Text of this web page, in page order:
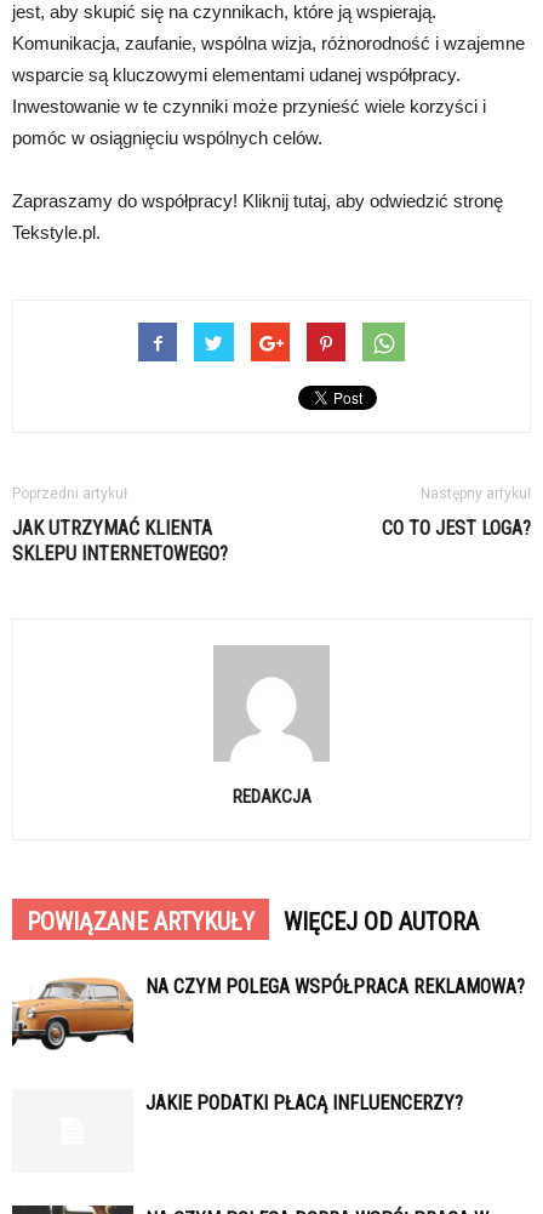
jest, aby skupić się na czynnikach, które ją wspierają.
Komunikacja, zaufanie, wspólna wizja, różnorodność i wzajemne
wsparcie są kluczowymi elementami udanej współpracy.
Inwestowanie w te czynniki może przynieść wiele korzyści i
pomóc w osiągnięciu wspólnych celów.
Zapraszamy do współpracy! Kliknij tutaj, aby odwiedzić stronę
Tekstyle.pl.
Poprzedni artykuł
JAK UTRZYMAĆ KLIENTA
SKLEPU INTERNETOWEGO?
Następny artykuł
CO TO JEST LOGA?
REDAKCJA
POWIĄZANE ARTYKUŁY WIĘCEJ OD AUTORA
NA CZYM POLEGA WSPÓŁPRACA REKLAMOWA?
JAKIE PODATKI PŁACĄ INFLUENCERZY?